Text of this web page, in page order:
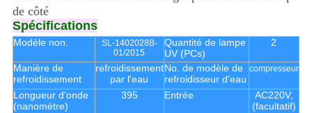
de côté
Spécifications
Modèle non.
SL-1402028B-
01/2015
Quantité de lampe
UV (PCs)
2
Manière de
refroidissement
refroidissement
par l'eau
No. de modèle de
refroidisseur d'eau
compresseur
Longueur d'onde
(nanomètre)
395 Entrée
AC220V,
(facultatif)